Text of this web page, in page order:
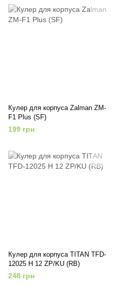
Кулер для корпуса Zalman ZM-
F1 Plus (SF)
199 грн
Кулер для корпуса TITAN TFD-
12025 H 12 ZP/KU (RB)
248 грн